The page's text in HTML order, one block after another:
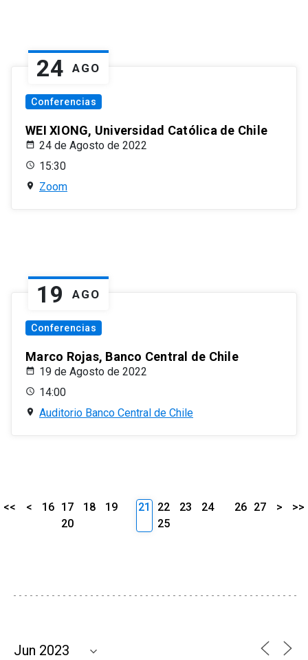
24 AGO
Conferencias
WEI XIONG, Universidad Católica de Chile
24 de Agosto de 2022
15:30
Zoom
19 AGO
Conferencias
Marco Rojas, Banco Central de Chile
19 de Agosto de 2022
14:00
Auditorio Banco Central de Chile
<< < 16 17 18
19
20
21 22 23
24
25
26 27 > >>